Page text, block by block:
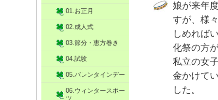
娘が来年
すが、様
しめれば
化祭の方
私立の女
金かけて
した。
01.お正月
02.成人式
03.節分・恵方巻き
04.試験
05.バレンタインデー
06.ウィンタースポー
ツ